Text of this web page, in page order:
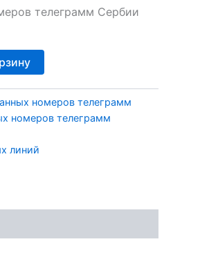
телеграмм Сербии
номеров телеграмм
номеров телеграмм
линий